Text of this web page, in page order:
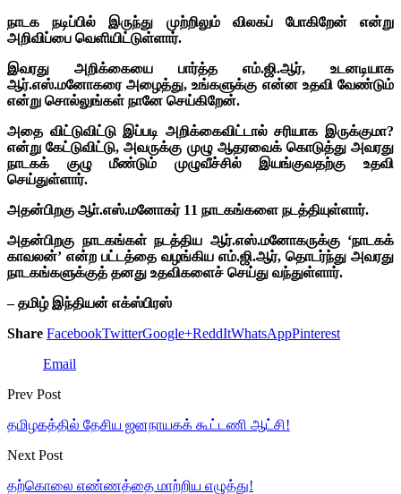
நாடக நடிப்பில் இருந்து முற்றிலும் விலகப் போகிறேன் என்று
அறிவிப்பை வெளியிட்டுள்ளார்.
இவரது அறிக்கையை பார்த்த எம்.ஜி.ஆர், உடனடியாக
ஆர்.எஸ்.மனோகரை அழைத்து, உங்களுக்கு என்ன உதவி வேண்டும்
என்று சொல்லுங்கள் நானே செய்கிறேன்.
அதை விட்டுவிட்டு இப்படி அறிக்கைவிட்டால் சரியாக இருக்குமா?
என்று கேட்டுவிட்டு, அவருக்கு முழு ஆதரவைக் கொடுத்து அவரது
நாடகக் குழு மீண்டும் முழுவீச்சில் இயங்குவதற்கு உதவி
செய்துள்ளார்.
அதன்பிறகு ஆா்.எஸ்.மனோகர் 11 நாடகங்களை நடத்தியுள்ளார்.
அதன்பிறகு நாடகங்கள் நடத்திய ஆர்.எஸ்.மனோகருக்கு ‘நாடகக்
காவலன்’ என்ற பட்டத்தை வழங்கிய எம்.ஜி.ஆர், தொடர்ந்து அவரது
நாடகங்களுக்குத் தனது உதவிகளைச் செய்து வந்துள்ளார்.
– தமிழ் இந்தியன் எக்ஸ்பிரஸ்
Share FacebookTwitterGoogle+ReddItWhatsAppPinterest
Email
Prev Post
தமிழகத்தில் தேசிய ஜனநாயகக் கூட்டணி ஆட்சி!
Next Post
தற்கொலை எண்ணத்தை மாற்றிய எழுத்து!